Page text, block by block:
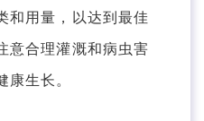
和用量，以达到最佳
意合理灌溉和病虫害
康生长。